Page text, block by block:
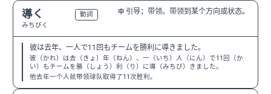
導く
みちびく
動詞 中 引导；带领。带领到某个方向或状态。
彼は去年、一人で11回もチームを勝利に導きました。
彼（かれ）は去（きょ）年（ねん）、一（いち）人（にん）で11回（か
い）もチームを勝（しょう）利（り）に導（みちび）きました。
他去年一个人就带领球队取得了11次胜利。